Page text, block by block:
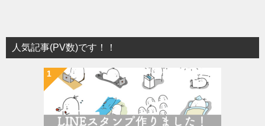
人気記事(PV数)です！！